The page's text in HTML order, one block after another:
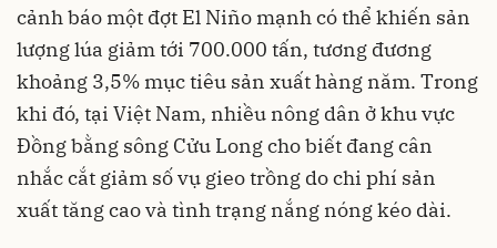
cảnh báo một đợt El Niño mạnh có thể khiến sản
lượng lúa giảm tới 700.000 tấn, tương đương
khoảng 3,5% mục tiêu sản xuất hàng năm. Trong
khi đó, tại Việt Nam, nhiều nông dân ở khu vực
Đồng bằng sông Cửu Long cho biết đang cân
nhắc cắt giảm số vụ gieo trồng do chi phí sản
xuất tăng cao và tình trạng nắng nóng kéo dài.